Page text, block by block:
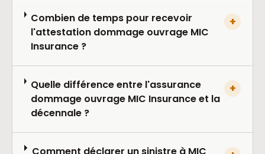
Combien de temps pour recevoir
l'attestation dommage ouvrage MIC
Insurance ?
+
Quelle différence entre l'assurance
dommage ouvrage MIC Insurance et la
décennale ?
+